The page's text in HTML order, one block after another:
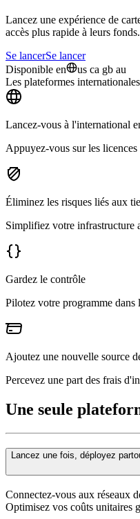
Lancez une expérience de
accès plus rapide à leurs fonds.
Se lancerSe lancer
Disponible en
us ca gb au
Les plateformes
Lancez-vous à l'international
Appuyez-vous sur les
Éliminez les risques liés aux
Simplifiez votre infrastructure
Gardez le contrôle
Pilotez votre programme
Ajoutez une nouvelle source
Percevez une part des frais
Une seule
Lancez une fois, déployez
Connectez-vous aux réseaux
Optimisez vos coûts unitaires